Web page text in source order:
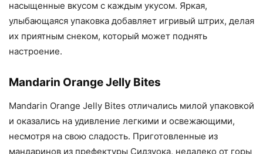
насыщенные вкусом с каждым укусом. Яркая,
улыбающаяся упаковка добавляет игривый штрих, делая
их приятным снеком, который может поднять
настроение.
Mandarin Orange Jelly Bites
Mandarin Orange Jelly Bites отличались милой упаковкой
и оказались на удивление легкими и освежающими,
несмотря на свою сладость. Приготовленные из
мандаринов из префектуры Сидзуока, недалеко от горы